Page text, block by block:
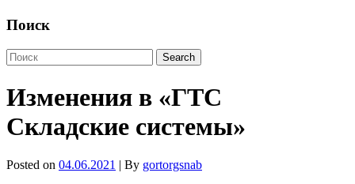
Поиск
Изменения в «ГТС
Складские системы»
Posted on 04.06.2021 | By gortorgsnab